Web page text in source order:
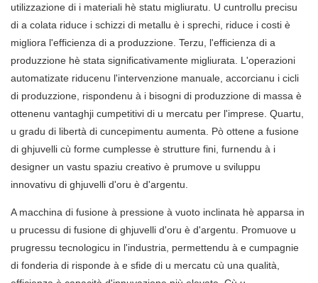
utilizzazione di i materiali hè statu migliuratu. U cuntrollu precisu
di a colata riduce i schizzi di metallu è i sprechi, riduce i costi è
migliora l'efficienza di a produzzione. Terzu, l'efficienza di a
produzzione hè stata significativamente migliurata. L'operazioni
automatizate riducenu l'intervenzione manuale, accorcianu i cicli
di produzzione, rispondenu à i bisogni di produzzione di massa è
ottenenu vantaghji cumpetitivi di u mercatu per l'imprese. Quartu,
u gradu di libertà di cuncepimentu aumenta. Pò ottene a fusione
di ghjuvelli cù forme cumplesse è strutture fini, furnendu à i
designer un vastu spaziu creativo è prumove u sviluppu
innovativu di ghjuvelli d'oru è d'argentu.
Amacchina di fusione à pressione à vuoto inclinata hè apparsa in
u prucessu di fusione di ghjuvelli d'oru è d'argentu. Promuove u
prugressu tecnologicu in l'industria, permettendu à e cumpagnie
di fonderia di risponde à e sfide di u mercatu cù una qualità,